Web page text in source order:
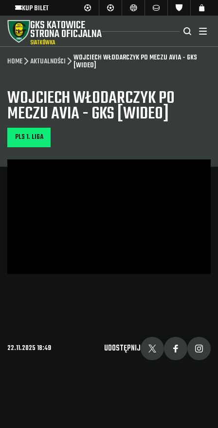
KUP BILET
GKS KATOWICE
STRONA OFICJALNA
SIATKÓWKA
HOME AKTUALNOŚCI WOJCIECH WŁODARCZYK PO MECZU AVIA - GKS
[WIDEO]
WOJCIECH WŁODARCZYK PO
MECZU AVIA - GKS [WIDEO]
PLS 1. LIGA
22.11.2025 18:49 UDOSTĘPNIJ